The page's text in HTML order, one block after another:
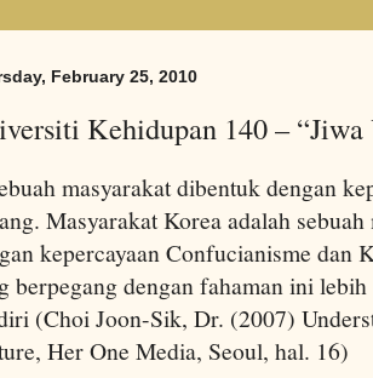
February 25, 2010
Kehidupan 140 –
masyarakat dibentuk dengan
Masyarakat Korea adalah
kepercayaan Confucianisme dan
berpegang dengan fahaman ini
(Choi Joon-Sik, Dr. (2007)
Her One Media, Seoul, hal. 16)